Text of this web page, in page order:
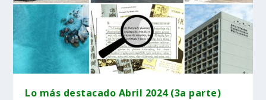
Lo más destacado Abril 2024 (3a parte)